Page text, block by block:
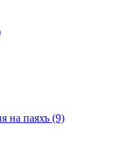
на паяхъ (9)